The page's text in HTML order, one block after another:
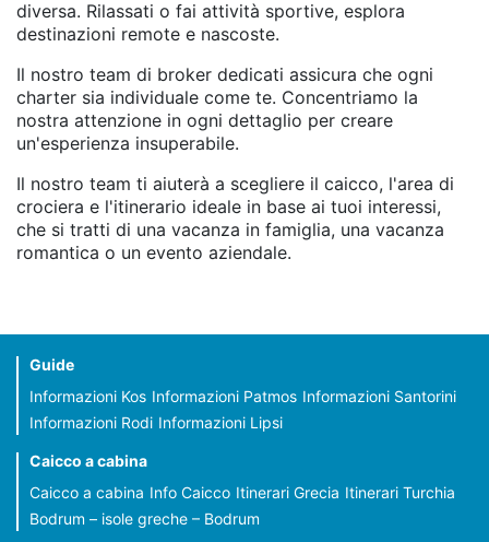
diversa. Rilassati o fai attività sportive, esplora
destinazioni remote e nascoste.
Il nostro team di broker dedicati assicura che ogni
charter sia individuale come te. Concentriamo la
nostra attenzione in ogni dettaglio per creare
un'esperienza insuperabile.
Il nostro team ti aiuterà a scegliere il caicco, l'area di
crociera e l'itinerario ideale in base ai tuoi interessi,
che si tratti di una vacanza in famiglia, una vacanza
romantica o un evento aziendale.
Guide
Informazioni Kos Informazioni Patmos Informazioni Santorini
Informazioni Rodi Informazioni Lipsi
Caicco a cabina
Caicco a cabina Info Caicco Itinerari Grecia Itinerari Turchia
Bodrum – isole greche – Bodrum